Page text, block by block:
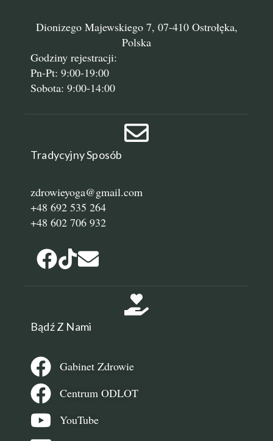
Dionizego Majewskiego 7, 07-410 Ostrołęka,
Polska
Godziny rejestracji:
Pn-Pt: 9:00-19:00
Sobota: 9:00-14:00
Tradycyjny Sposób
zdrowieyoga@gmail.com
+48 692 535 264
+48 602 706 932
Bądź Z Nami
Gabinet Zdrowie
Centrum ODLOT
YouTube